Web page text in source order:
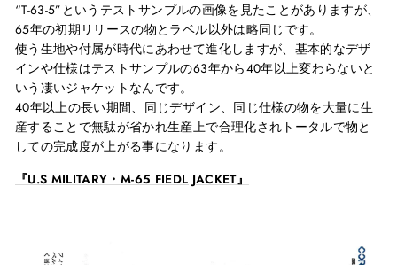
“T-63-5”というテストサンプルの画像を見たことがありますが、
65年の初期リリースの物とラベル以外は略同じです。
使う生地や付属が時代にあわせて進化しますが、基本的なデザ
インや仕様はテストサンプルの63年から40年以上変わらないと
いう凄いジャケットなんです。
40年以上の長い期間、同じデザイン、同じ仕様の物を大量に生
産することで無駄が省かれ生産上で合理化されトータルで物と
しての完成度が上がる事になります。
『U.S MILITARY・M-65 FIEDL JACKET』